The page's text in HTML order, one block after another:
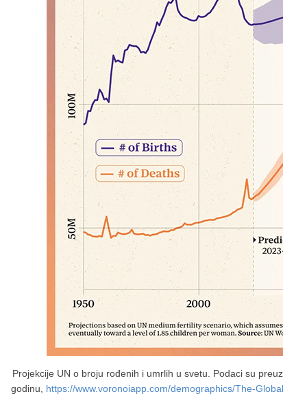
Projekcije UN o broju rođenih i umrlih u svetu. Podaci su
godinu, https://www.voronoiapp.com/demographics/The-